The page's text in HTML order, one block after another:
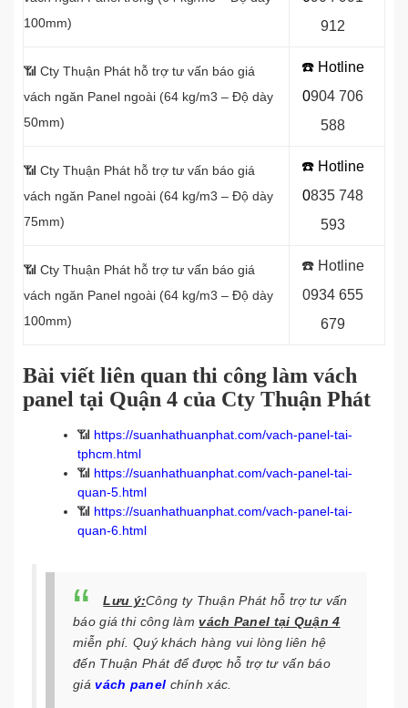
100mm)
912
📶 Cty Thuận Phát hỗ trợ tư vấn báo giá
vách ngăn Panel ngoài (64 kg/m3 – Độ dày
50mm)
☎️ Hotline
0904 706
588
📶 Cty Thuận Phát hỗ trợ tư vấn báo giá
vách ngăn Panel ngoài (64 kg/m3 – Độ dày
75mm)
☎️ Hotline
0835 748
593
📶 Cty Thuận Phát hỗ trợ tư vấn báo giá
vách ngăn Panel ngoài (64 kg/m3 – Độ dày
100mm)
☎️ Hotline
0934 655
679
Bài viết liên quan thi công làm vách
panel tại Quận 4 của Cty Thuận Phát
📶 https://suanhathuanphat.com/vach-panel-tai-
tphcm.html
📶 https://suanhathuanphat.com/vach-panel-tai-
quan-5.html
📶 https://suanhathuanphat.com/vach-panel-tai-
quan-6.html
Lưu ý:Công ty Thuận Phát hỗ trợ tư vấn
báo giá thi cônglàmvách Panel tại Quận 4
miễn phí. Quý khách hàng vui lòng liên hệ
đến Thuận Phátđể được hỗ trợ tư vấn báo
giávách panel chính xác.